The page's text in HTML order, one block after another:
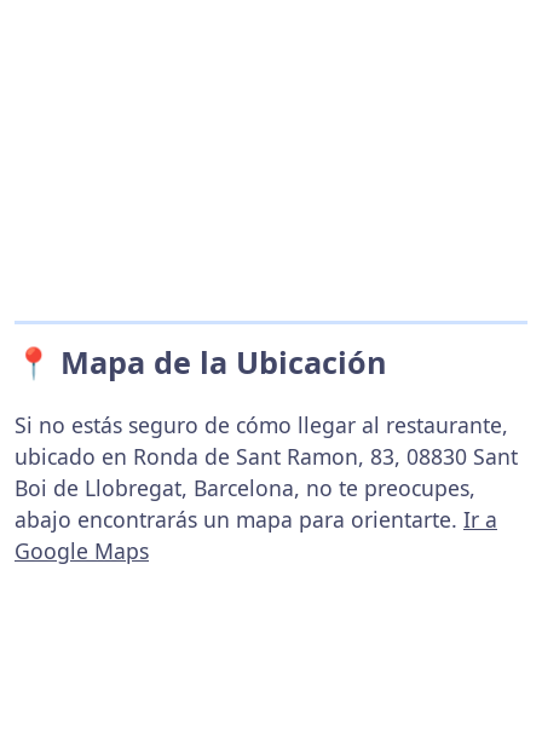
📍 Mapa de la Ubicación
Si no estás seguro de cómo llegar al restaurante,
ubicado en Ronda de Sant Ramon, 83, 08830 Sant
Boi de Llobregat, Barcelona, no te preocupes,
abajo encontrarás un mapa para orientarte. Ir a
Google Maps